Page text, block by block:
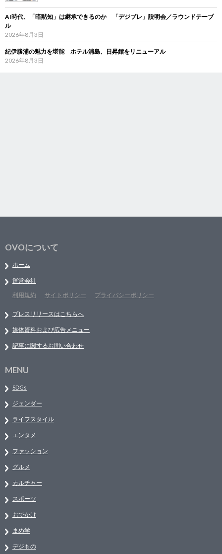
AI時代、「暗黙知」は継承できるのか 「デジブレ」説明会／ラウンドテーブ
ル
2026年8月3日
紀伊勝浦の魅力を堪能 ホテル浦島、日昇館をリニューアル
2026年8月3日
OVOについて
ホーム
運営会社
利用規約
サイトポリシー プライバシーポリシー
プレスリリースはこちらへ
媒体資料および広告メニュー
記事に関するお問い合わせ
MENU
SDGs
ジェンダー
ライフスタイル
エンタメ
ファッション
グルメ
カルチャー
スポーツ
おでかけ
まめ学
デジもの